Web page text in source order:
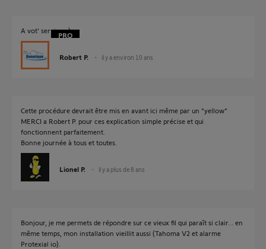
A vot' service. :)
Robert P. il y a environ 10 ans
Cette procédure devrait être mis en avant ici même par un "yellow"
MERCI a Robert P. pour ces explication simple précise et qui
fonctionnent parfaitement.
Bonne journée à tous et toutes.
Lionel P. il y a plus de 8 ans
Bonjour, je me permets de répondre sur ce vieux fil qui paraît si clair... en
même temps, mon installation vieillit aussi (Tahoma V2 et alarme
Protexial io).